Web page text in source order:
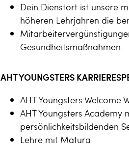
Dein Dienstort ist unsere
höheren Lehrjahren die
Gesundheitsmaßnahmen.
AHT YOUNGSTERS
AHT Youngsters Welcome
AHT Youngsters
persönlichkeitsbildenden
Lehre mit Matura